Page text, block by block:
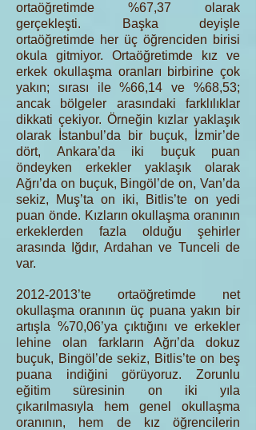
ortaöğretimde %67,37 olarak
gerçekleşti. Başka deyişle
ortaöğretimde her üç öğrenciden birisi
okula gitmiyor. Ortaöğretimde kız ve
erkek okullaşma oranları birbirine çok
yakın; sırası ile %66,14 ve %68,53;
ancak bölgeler arasındaki farklılıklar
dikkati çekiyor. Örneğin kızlar yaklaşık
olarak İstanbul’da bir buçuk, İzmir’de
dört, Ankara’da iki buçuk puan
öndeyken erkekler yaklaşık olarak
Ağrı’da on buçuk, Bingöl’de on, Van’da
sekiz, Muş’ta on iki, Bitlis’te on yedi
puan önde. Kızların okullaşma oranının
erkeklerden fazla olduğu şehirler
arasında Iğdır, Ardahan ve Tunceli de
var.
2012-2013’te ortaöğretimde net
okullaşma oranının üç puana yakın bir
artışla %70,06’ya çıktığını ve erkekler
lehine olan farkların Ağrı’da dokuz
buçuk, Bingöl’de sekiz, Bitlis’te on beş
puana indiğini görüyoruz. Zorunlu
eğitim süresinin on iki yıla
çıkarılmasıyla hem genel okullaşma
oranının, hem de kız öğrencilerin